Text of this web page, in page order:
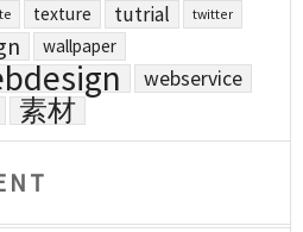
texture tutrial twitter
wallpaper
webservice
素材